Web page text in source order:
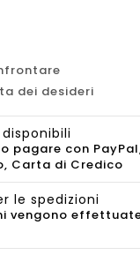
dei desideri
pagare con
Carta di Credico
le spedizioni
vengono